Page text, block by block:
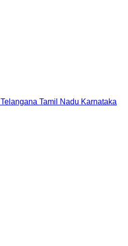
Telangana Tamil Nadu Karnataka